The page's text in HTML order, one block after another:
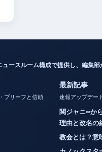
リーフと信頼
関ジャニ∞か